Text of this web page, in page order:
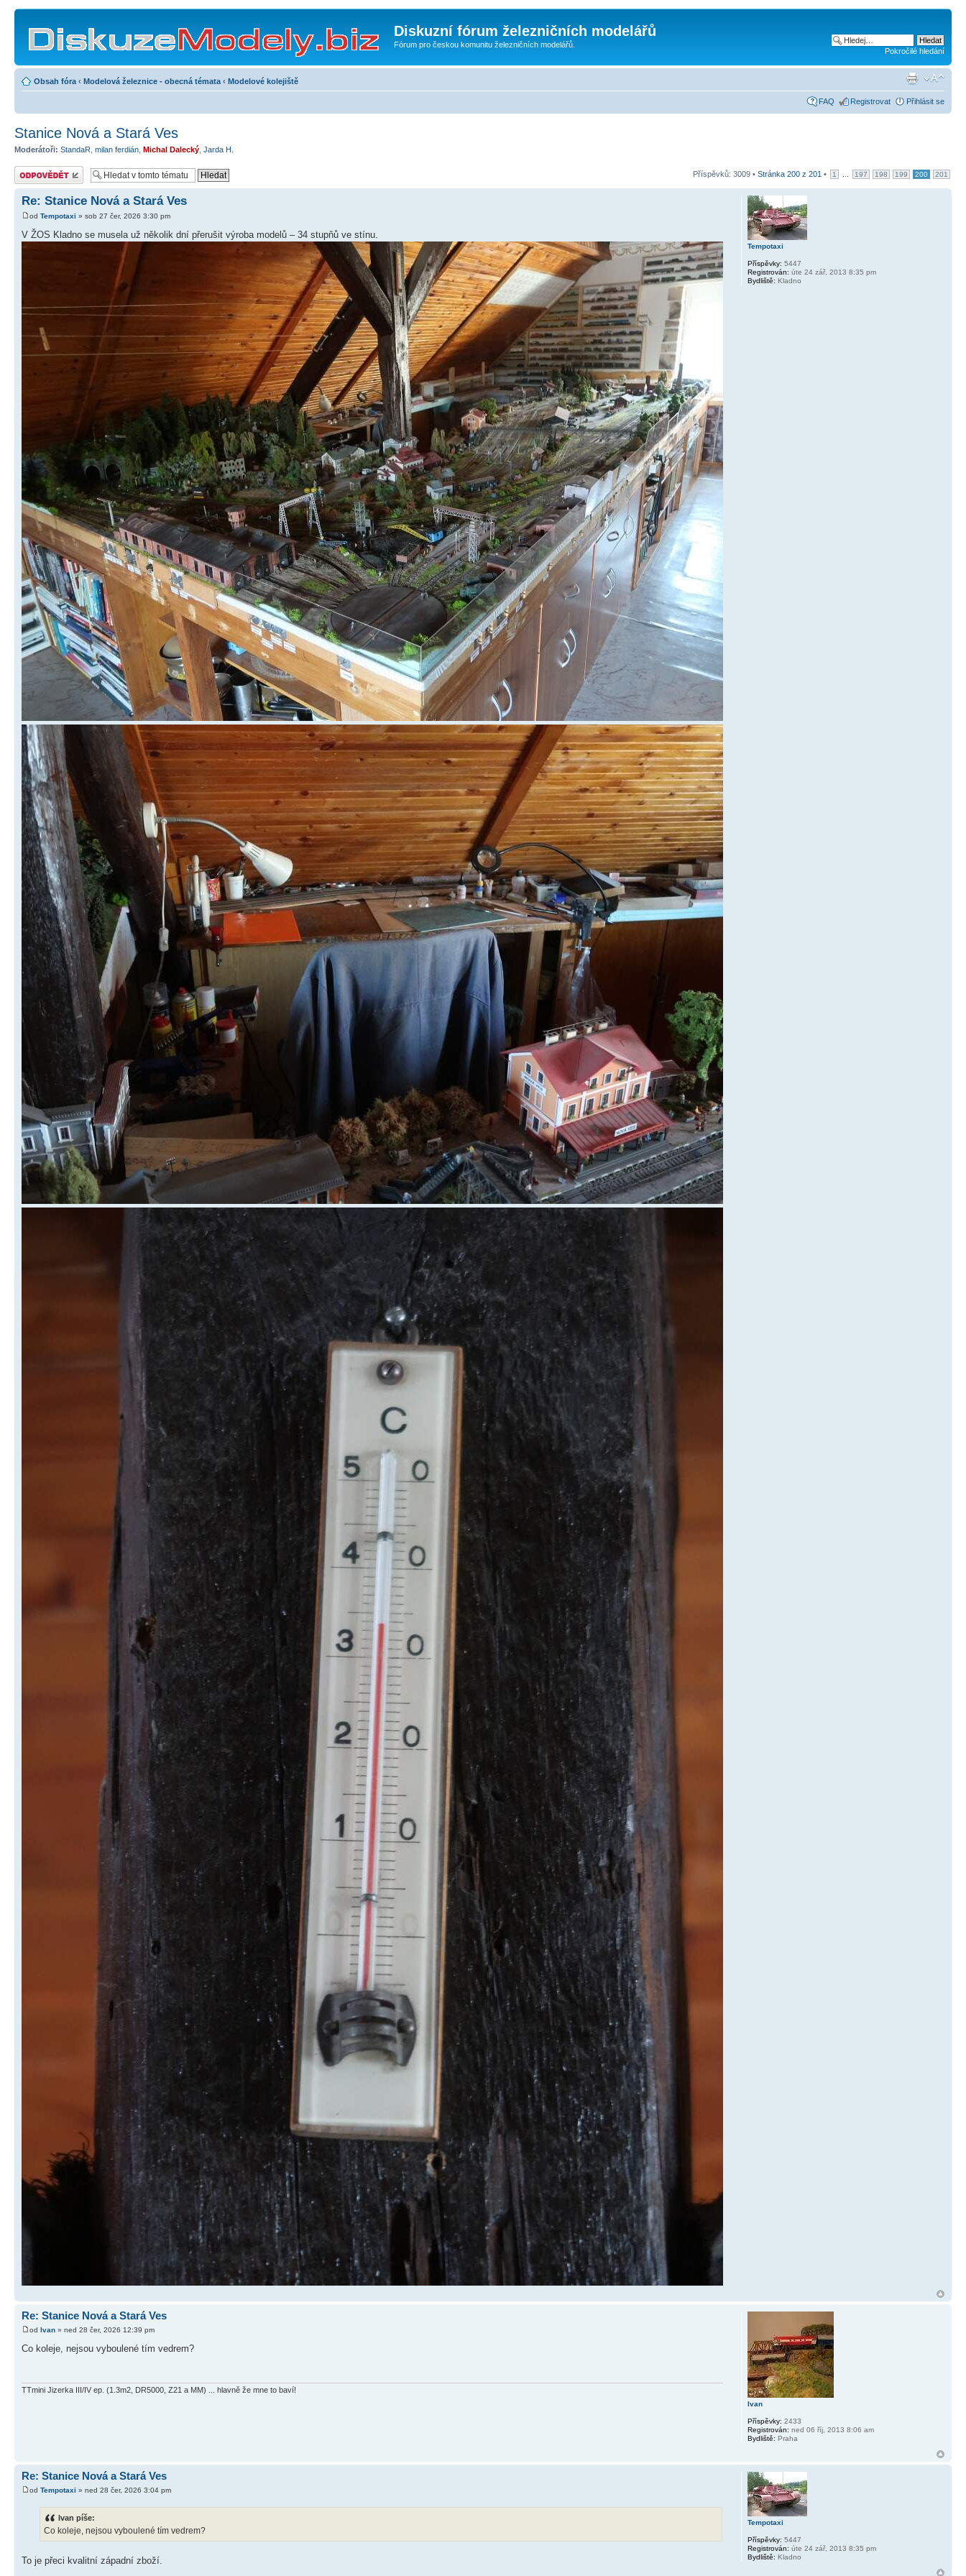
Diskuzní fórum železničních modelářů
Fórum pro českou komunitu železničních modelářů.
Pokročilé hledání
Obsah fóra ‹ Modelová železnice - obecná témata ‹ Modelové kolejiště
FAQ Registrovat Přihlásit se
Stanice Nová a Stará Ves
Moderátoři: StandaR milan ferdián Michal Dalecký Jarda H.
Odeslat odpověď Příspěvků: 3009 • Stránka 200 z 201 • 1 197 198 199 200 201
Re: Stanice Nová a Stará Ves
od Tempotaxi » sob 27 čer, 2026 3:30 pm
V ŽOS Kladno se musela už několik dní přerušit výroba modelů – 34 stupňů ve stínu.
Tempotaxi
Příspěvky: 5447
Registrován: úte 24 zář, 2013 8:35 pm
Bydliště: Kladno
Re: Stanice Nová a Stará Ves
od Ivan » ned 28 čer, 2026 12:39 pm
Co koleje, nejsou vyboulené tím vedrem?
TTmini Jizerka III/IV ep. (1.3m2, DR5000, Z21 a MM) ... hlavně že mne to baví!
Ivan
Příspěvky: 2433
Registrován: ned 06 říj, 2013 8:06 am
Bydliště: Praha
Re: Stanice Nová a Stará Ves
od Tempotaxi » ned 28 čer, 2026 3:04 pm
Ivan píše:
Co koleje, nejsou vyboulené tím vedrem?
To je přeci kvalitní západní zboží.
Tempotaxi
Příspěvky: 5447
Registrován: úte 24 zář, 2013 8:35 pm
Bydliště: Kladno